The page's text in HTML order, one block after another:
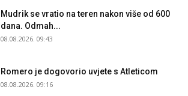
Mudrik se vratio na teren nakon više od 600
dana. Odmah...
08.08.2026. 09:43
Romero je dogovorio uvjete s Atleticom
08.08.2026. 09:16